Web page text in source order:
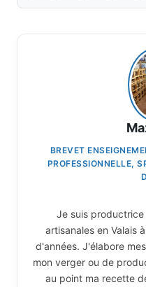
BREVET
PROFESSIONNELLE,
Je suis
artisanales en Valais
d'années. J'élabore
mon verger ou de
au point ma recette